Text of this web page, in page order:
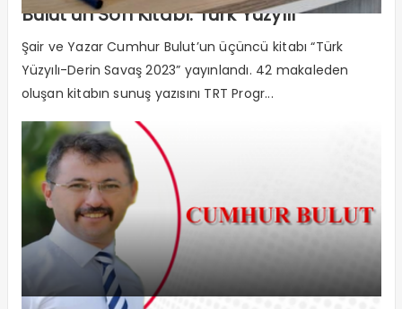
Bulut’un Son Kitabı: Türk Yüzyılı
Şair ve Yazar Cumhur Bulut’un üçüncü kitabı “Türk
Yüzyılı-Derin Savaş 2023” yayınlandı. 42 makaleden
oluşan kitabın sunuş yazısını TRT Progr...